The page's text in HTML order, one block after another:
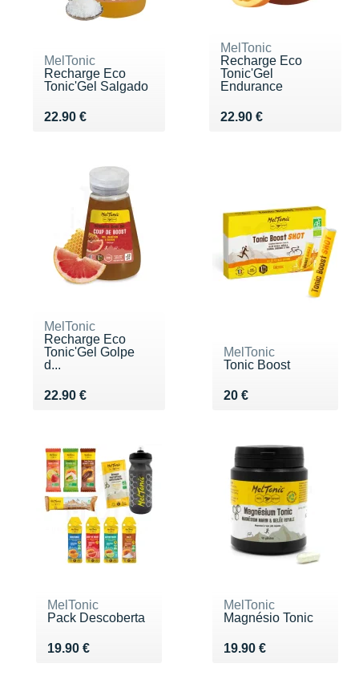
MelTonic
Recharge Eco
Tonic'Gel Salgado
22.90 €
Vendu 22.90 €
MelTonic
Recharge Eco
Tonic'Gel
Endurance
22.90 €
Vendu 22.90 €
MelTonic
Recharge Eco
Tonic'Gel Golpe
d...
22.90 €
Vendu 22.90 €
MelTonic
Tonic Boost
20 €
Vendu 20 €
MelTonic
Pack Descoberta
19.90 €
Vendu 19.90 €
MelTonic
Magnésio Tonic
19.90 €
Vendu 19.90 €